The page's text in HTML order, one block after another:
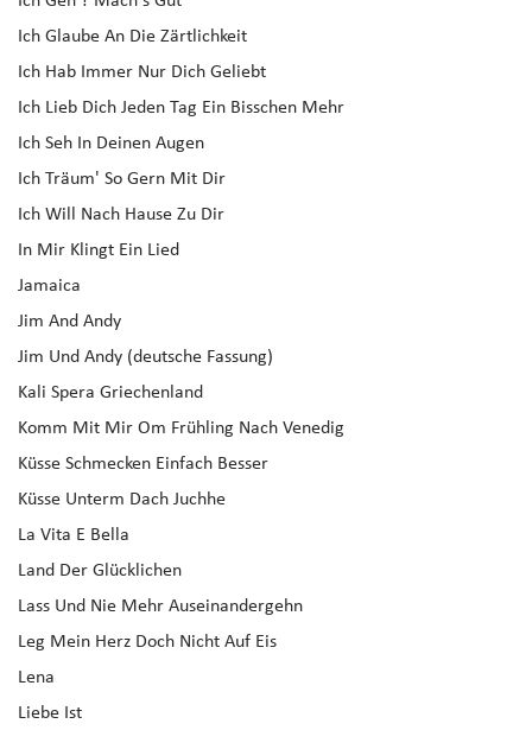
Ich Glaube An Die Zärtlichkeit
Ich Hab Immer Nur Dich Geliebt
Ich Lieb Dich Jeden Tag Ein Bisschen Mehr
Ich Seh In Deinen Augen
Ich Träum' So Gern Mit Dir
Ich Will Nach Hause Zu Dir
In Mir Klingt Ein Lied
Jamaica
Jim And Andy
Jim Und Andy (deutsche Fassung)
Kali Spera Griechenland
Komm Mit Mir Om Frühling Nach Venedig
Küsse Schmecken Einfach Besser
Küsse Unterm Dach Juchhe
La Vita E Bella
Land Der Glücklichen
Lass Und Nie Mehr Auseinandergehn
Leg Mein Herz Doch Nicht Auf Eis
Lena
Liebe Ist